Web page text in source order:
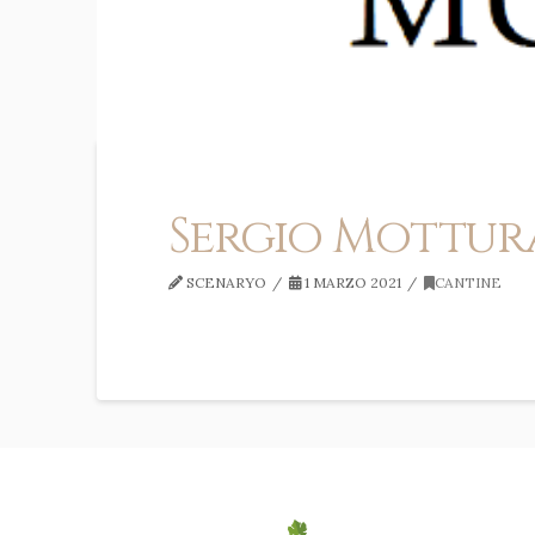
Sergio
SCENARYO 1 MARZO 2021 CANTINE